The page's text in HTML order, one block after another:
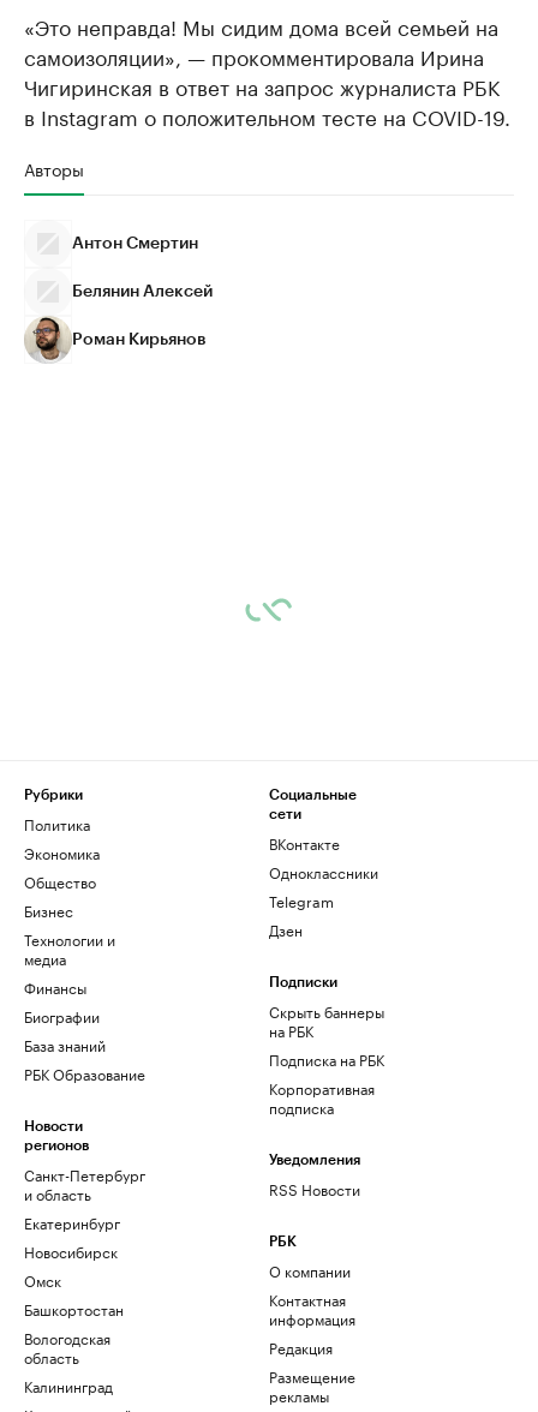
«Это неправда! Мы сидим дома всей семьей на
самоизоляции», — прокомментировала Ирина
Чигиринская в ответ на запрос журналиста РБК
в Instagram о положительном тесте на COVID-19.
Авторы
Антон Смертин
Белянин Алексей
Роман Кирьянов
Рубрики
Политика
Экономика
Общество
Бизнес
Технологии и
медиа
Финансы
Биографии
База знаний
РБК Образование
Новости
регионов
Санкт-Петербург
и область
Екатеринбург
Новосибирск
Омск
Башкортостан
Вологодская
область
Калининград
Социальные
сети
ВКонтакте
Одноклассники
Telegram
Дзен
Подписки
Скрыть баннеры
на РБК
Подписка на РБК
Корпоративная
подписка
Уведомления
RSS Новости
РБК
О компании
Контактная
информация
Редакция
Размещение
рекламы